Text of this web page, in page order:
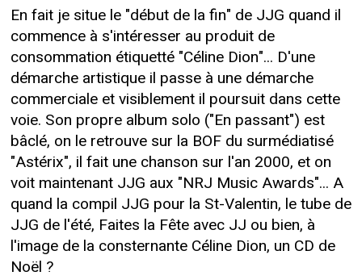
En fait je situe le "début de la fin" de JJG quand il
commence à s'intéresser au produit de
consommation étiquetté "Céline Dion"... D'une
démarche artistique il passe à une démarche
commerciale et visiblement il poursuit dans cette
voie. Son propre album solo ("En passant") est
bâclé, on le retrouve sur la BOF du surmédiatisé
"Astérix", il fait une chanson sur l'an 2000, et on
voit maintenant JJG aux "NRJ Music Awards"... A
quand la compil JJG pour la St-Valentin, le tube de
JJG de l'été, Faites la Fête avec JJ ou bien, à
l'image de la consternante Céline Dion, un CD de
Noël ?